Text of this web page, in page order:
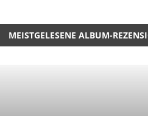
MEISTGELESENE ALBUM-